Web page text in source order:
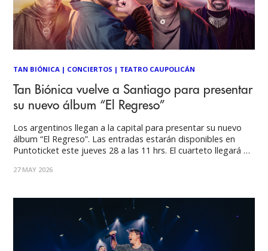
TAN BIÓNICA | CONCIERTOS | TEATRO CAUPOLICÁN
Tan Biónica vuelve a Santiago para presentar
su nuevo álbum “El Regreso”
Los argentinos llegan a la capital para presentar su nuevo
álbum “El Regreso”. Las entradas estarán disponibles en
Puntoticket este jueves 28 a las 11 hrs. El cuarteto llegará a
de una decena de fechas por Sudamérica y Europa
27 MAY 2026